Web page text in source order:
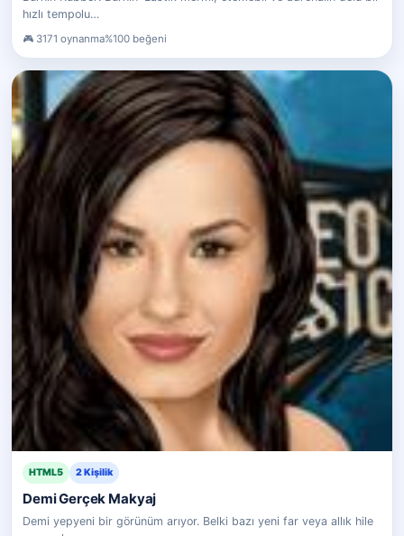
hızlı tempolu…
3171 oynanma%100 beğeni
HTML5 2 Kişilik
Demi Gerçek Makyaj
Demi yepyeni bir görünüm arıyor. Belki bazı yeni far veya allık hile